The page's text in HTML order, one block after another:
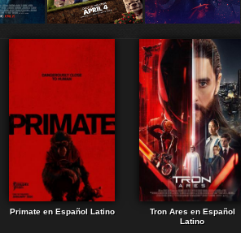
Primate en Español Latino
Tron Ares en Español
Latino